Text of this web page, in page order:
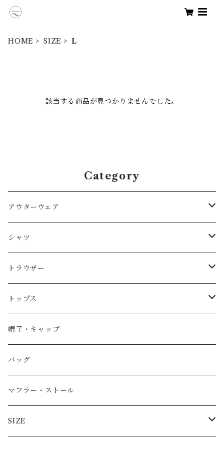
HOME SIZE L
該当する商品が見つかりませんでした。
Category
アウターウェア
ブルゾン
ジャケット
カーディガン
スウェットカーディガン
シャツ
ロングスリーブ
ショートスリーブ
トラウザー
ロングパンツ
ショートパンツ
トップス
Ｔシャツ（半袖）
Ｔシャツ（長袖）
スウェットシャツ
スウェットパーカ
帽子・キャップ
バッグ
マフラー・ストール
SIZE